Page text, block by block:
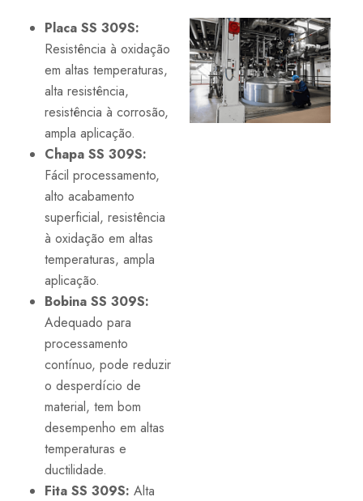
Placa SS 309S:
Resistência à oxidação
em altas temperaturas,
alta resistência,
resistência à corrosão,
ampla aplicação.
Chapa SS 309S:
Fácil processamento,
alto acabamento
superficial, resistência
à oxidação em altas
temperaturas, ampla
aplicação.
Bobina SS 309S:
Adequado para
processamento
contínuo, pode reduzir
o desperdício de
material, tem bom
desempenho em altas
temperaturas e
ductilidade.
Fita SS 309S: Alta